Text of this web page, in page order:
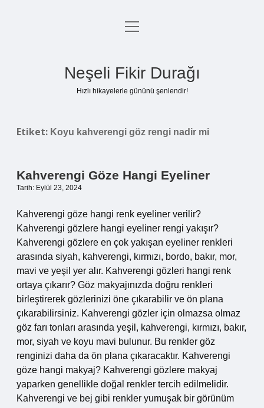
Anasayfa
menüyü
Neşeli Fikir Durağı
Hızlı hikayelerle gününü şenlendir!
Etiket: Koyu kahverengi göz rengi nadir mi
Kahverengi Göze Hangi Eyeliner
Tarih: Eylül 23, 2024
Kahverengi göze hangi renk eyeliner verilir?
Kahverengi gözlere hangi eyeliner rengi yakışır?
Kahverengi gözlere en çok yakışan eyeliner renkleri
arasında siyah, kahverengi, kırmızı, bordo, bakır, mor,
mavi ve yeşil yer alır. Kahverengi gözleri hangi renk
ortaya çıkarır? Göz makyajınızda doğru renkleri
birleştirerek gözlerinizi öne çıkarabilir ve ön plana
çıkarabilirsiniz. Kahverengi gözler için olmazsa olmaz
göz farı tonları arasında yeşil, kahverengi, kırmızı, bakır,
mor, siyah ve koyu mavi bulunur. Bu renkler göz
renginizi daha da ön plana çıkaracaktır. Kahverengi
göze hangi makyaj? Kahverengi gözlere makyaj
yaparken genellikle doğal renkler tercih edilmelidir.
Kahverengi ve bej gibi renkler yumuşak bir görünüm